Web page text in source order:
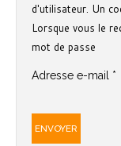
d'utilisateur. Un
Lorsque vous le
mot de passe
Adresse e-mail *
ENVOYER